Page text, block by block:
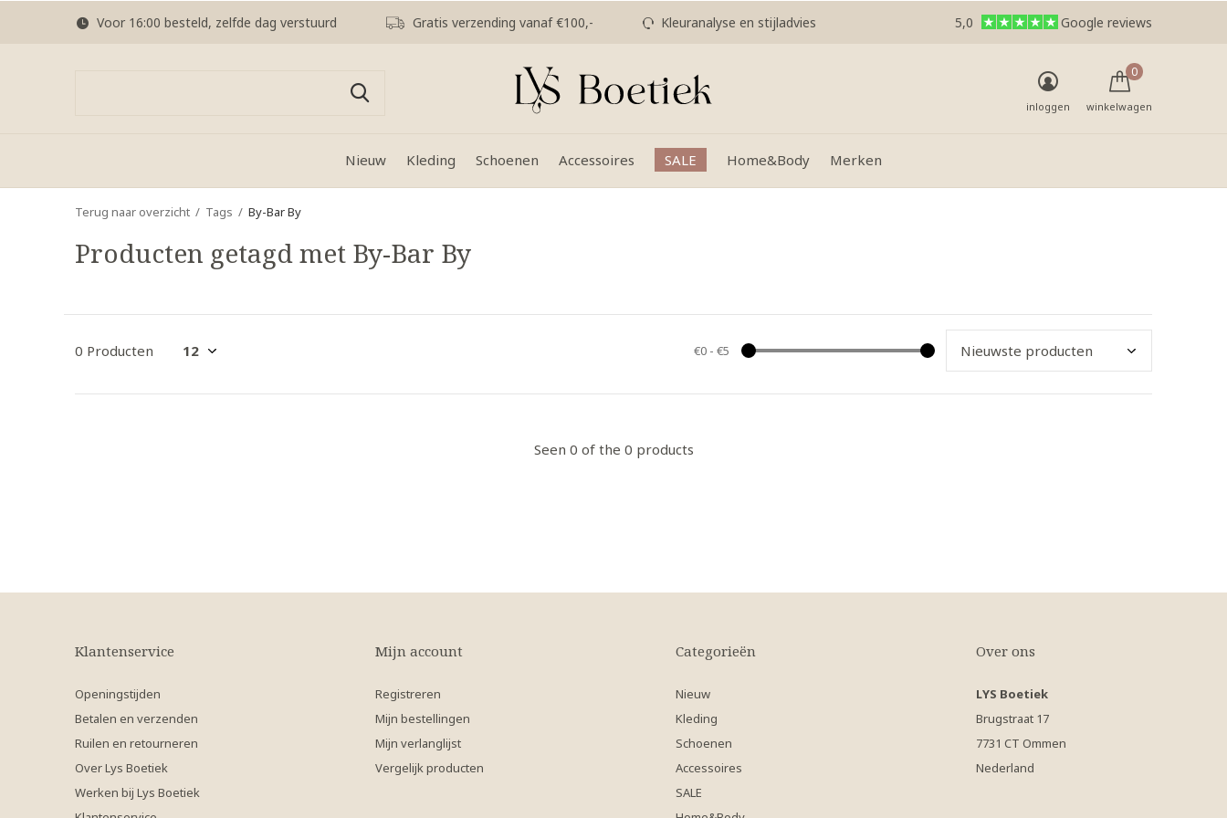
Nieuw Kleding Schoenen Accessoires SALE Home&Body Merken
inloggen winkelwagen
0
Voor 16:00 besteld, zelfde dag verstuurd Gratis verzending vanaf €100,- Kleuranalyse en stijladvies 5,0 Google reviews
Terug naar overzicht Tags By-Bar By
Producten getagd met By-Bar By
0 Producten €0- €5
Seen 0 of the 0 products
Klantenservice
Openingstijden
Betalen en verzenden
Ruilen en retourneren
Over Lys Boetiek
Werken bij Lys Boetiek
Mijn account
Registreren
Mijn bestellingen
Mijn verlanglijst
Vergelijk producten
Categorieën
Nieuw
Kleding
Schoenen
Accessoires
SALE
Over ons
LYS Boetiek
Brugstraat 17
7731 CT Ommen
Nederland